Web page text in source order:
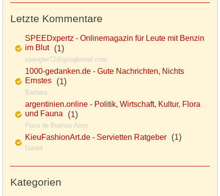
Letzte Kommentare
SPEEDxpertz - Onlinemagazin für Leute mit Benzin
im Blut(1)
spengler72@googlemail.com
1000-gedanken.de - Gute Nachrichten, Nichts
Ernstes (1)
Barbara
argentinien.online - Politik, Wirtschaft, Kultur, Flora
und Fauna (1)
Paco de Buenos Aires
KieuFashionArt.de - Servietten Ratgeber (1)
Daniel
Kategorien